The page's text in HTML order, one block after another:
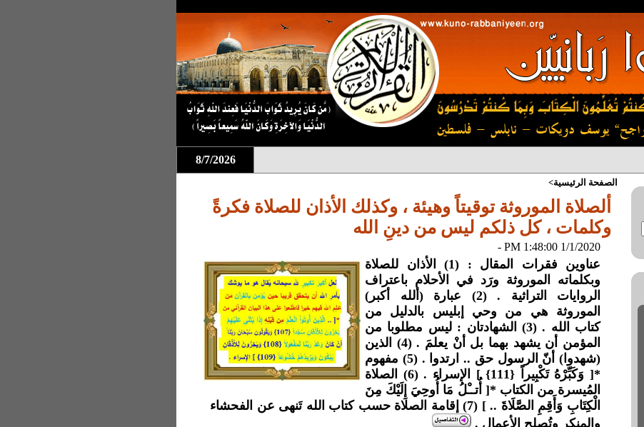
8/7/2026
الصفحة الرئيسية>
ألصلاة الموروثة توقيتاً وهيئة ، وكذلك الأذان للصلاة فكرةً
وكلمات ، كل ذلكم ليس من دينِ الله
1/1/2020 1:48:00 PM -
عناوين فقرات المقال : (1) الأذان للصلاة
وبكلماته الموروثة ورَد في الأحلام باعتراف
الروايات التراثية . (2) عبارة (ألله أكبر)
الموروثة هي من وحي إبليس بالدليل من
كتاب الله . (3) الشهادتان : ليس مطلوبا من
المؤمن أن يشهد بهما بل أنْ يعلمَ . (4) الذين
(شهدوا) أنّ الرسول حق .. ارتدوا . (5) مفهوم
*[ وَكَبِّرْهُ تَكْبِيراً {111} ] الإسراء . (6) الصلاة
المُيسرة من الكتاب *[ أُتــْلُ مَا أُوحِيَ إِلَيْكَ مِنَ
الْكِتَابِ وَأَقِمِ الصَّلَاةَ .. ] (7) إقامة الصلاة حسب كتاب الله تَنهى عن الفحشاء
والمنكر وتُصلح الأعمال .